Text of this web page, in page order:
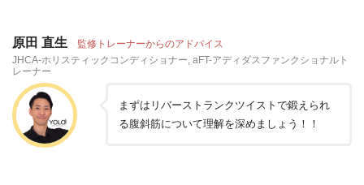
原田 直生 監修トレーナーからのアドバイス
JHCA-ホリスティックコンディショナー, aFT-アディダスファンクショナルト
レーナー
まずはリバーストランクツイストで鍛えられ
る腹斜筋について理解を深めましょう！！